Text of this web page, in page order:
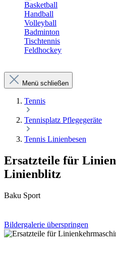
Basketball
Handball
Volleyball
Badminton
Tischtennis
Feldhockey
Menü schließen
Tennis
Tennisplatz Pflegegeräte
Tennis Linienbesen
Ersatzteile für
Linienblitz
Baku Sport
Bildergalerie überspringen